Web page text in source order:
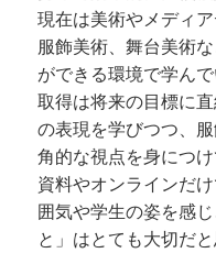
現在は美術やメディ
服飾美術、舞台美術
ができる環境で学ん
取得は将来の目標に
の表現を学びつつ、
角的な視点を身につけ
資料やオンラインだ
囲気や学生の姿を感
と」はとても大切だ